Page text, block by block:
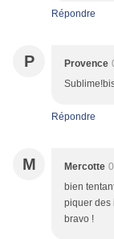
Répondre
P Provence
Répondre
M Mercotte
bien
piquer des
bravo !